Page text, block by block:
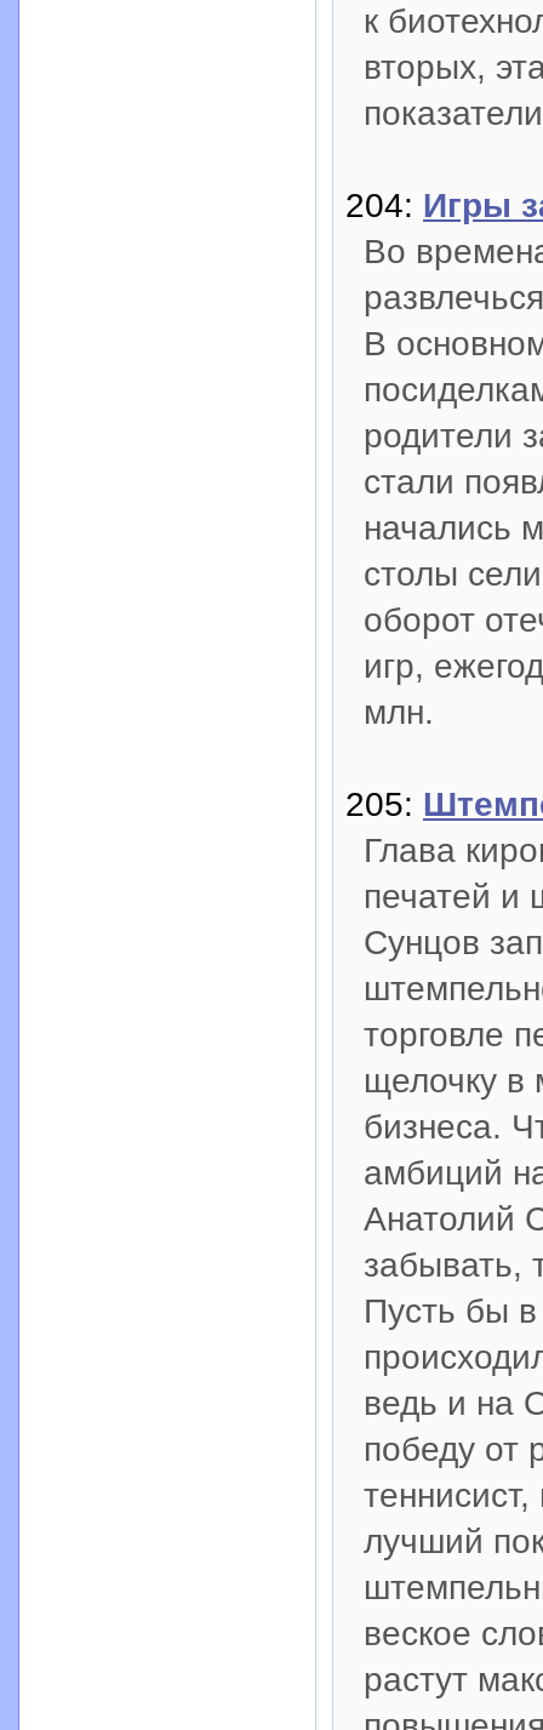
к
вторых,
204: Игры
Во
В
родители
стали
начались
столы
оборот
игр,
млн.
205:
Глава
печатей
Сунцов
торговле
щелочку в
бизнеса.
амбиций
Анатолий
забывать,
Пусть бы
ведь и на
победу от
лучший
веское
растут